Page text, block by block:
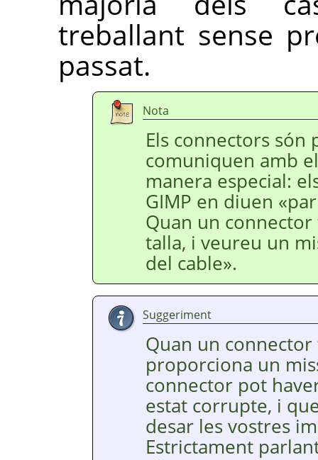
treballant sense
passat.
Nota
Els connectors són
comuniquen amb
manera especial:
GIMP en diuen «
Quan un
talla, i veureu un
del cable».
Suggeriment
Quan un
proporciona un
connector pot
estat corrupte, i
desar les vostres
Estrictament